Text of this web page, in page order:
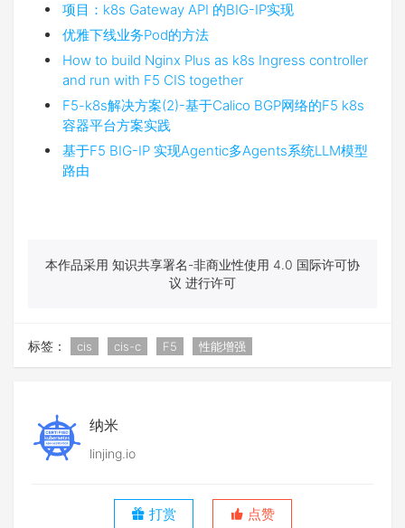
项目：k8s Gateway API 的BIG-IP实现
优雅下线业务Pod的方法
How to build Nginx Plus as k8s Ingress controller
and run with F5 CIS together
F5-k8s解决方案(2)-基于Calico BGP网络的F5 k8s
容器平台方案实践
基于F5 BIG-IP 实现Agentic多Agents系统LLM模型
路由
本作品采用 知识共享署名-非商业性使用 4.0 国际许可协
议 进行许可
标签： cis cis-c F5 性能增强
纳米
linjing.io
打赏 点赞